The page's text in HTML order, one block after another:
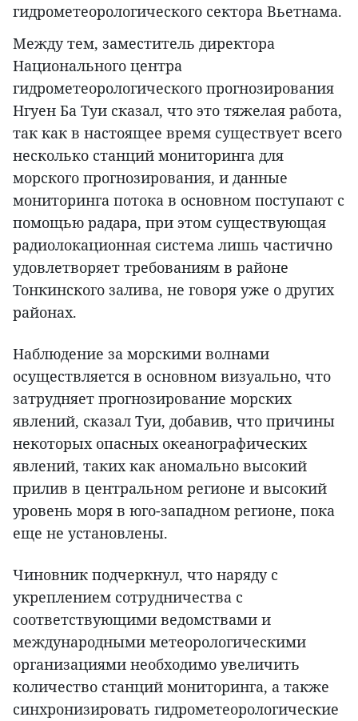
гидрометеорологического сектора Вьетнама.
Между тем, заместитель директора
Национального центра
гидрометеорологического прогнозирования
Нгуен Ба Туи сказал, что это тяжелая работа,
так как в настоящее время существует всего
несколько станций мониторинга для
морского прогнозирования, и данные
мониторинга потока в основном поступают с
помощью радара, при этом существующая
радиолокационная система лишь частично
удовлетворяет требованиям в районе
Тонкинского залива, не говоря уже о других
районах.
Наблюдение за морскими волнами
осуществляется в основном визуально, что
затрудняет прогнозирование морских
явлений, сказал Туи, добавив, что причины
некоторых опасных океанографических
явлений, таких как аномально высокий
прилив в центральном регионе и высокий
уровень моря в юго-западном регионе, пока
еще не установлены.
Чиновник подчеркнул, что наряду с
укреплением сотрудничества с
соответствующими ведомствами и
международными метеорологическими
организациями необходимо увеличить
количество станций мониторинга, а также
синхронизировать гидрометеорологические